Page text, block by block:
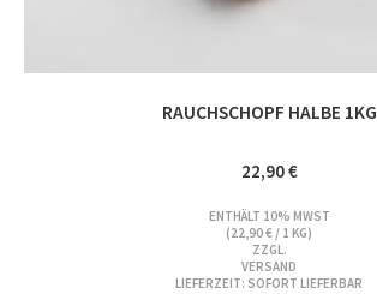
RAUCHSCHOPF HALBE 1KG
22,90€
ENTHÄLT 10% MWST
(22,90€ / 1 KG)
ZZGL.
VERSAND
LIEFERZEIT: SOFORT LIEFERBAR